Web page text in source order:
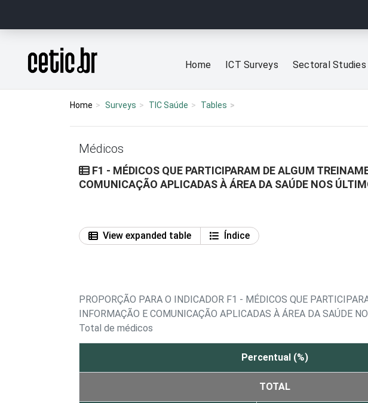
Página inicial
Home ICT Surveys Sectoral Studies
Home Surveys TIC Saúde Tables
Médicos
F1 - MÉDICOS QUE PARTICIPARAM DE ALGUM
COMUNICAÇÃO APLICADAS À ÁREA DA SAÚDE NOS
View expanded table
Índice
PROPORÇÃO PARA O INDICADOR F1 - MÉDICOS QUE
INFORMAÇÃO E COMUNICAÇÃO APLICADAS À ÁREA DA SAÚDE
Total de médicos
Percentual (%)
TOTAL